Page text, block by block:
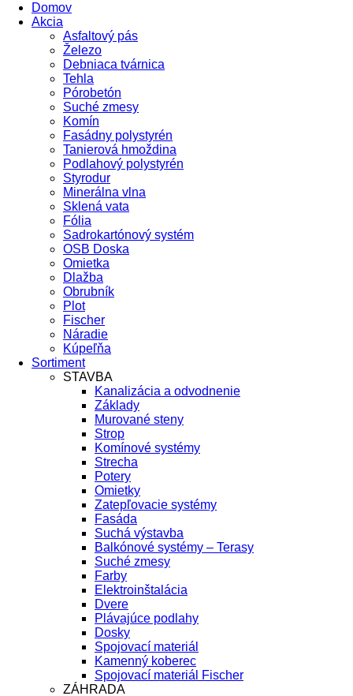
Domov
Akcia
Asfaltový pás
Železo
Debniaca tvárnica
Tehla
Pórobetón
Suché zmesy
Komín
Fasádny polystyrén
Tanierová hmoždina
Podlahový polystyrén
Styrodur
Minerálna vlna
Sklená vata
Fólia
Sadrokartónový systém
OSB Doska
Omietka
Dlažba
Obrubník
Plot
Fischer
Náradie
Kúpeľňa
Sortiment
STAVBA
Kanalizácia a odvodnenie
Základy
Murované steny
Strop
Komínové systémy
Strecha
Potery
Omietky
Zatepľovacie systémy
Fasáda
Suchá výstavba
Balkónové systémy – Terasy
Suché zmesy
Farby
Elektroinštalácia
Dvere
Plávajúce podlahy
Dosky
Spojovací materiál
Kamenný koberec
Spojovací materiál Fischer
ZÁHRADA